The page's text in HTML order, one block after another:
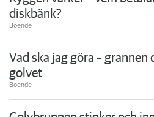
diskbänk?
Boende
Vad ska jag göra – grannen
golvet
Boende